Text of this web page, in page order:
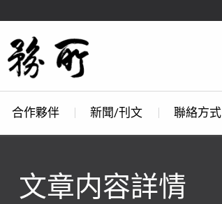
合作夥伴 新聞/刊文 聯絡方式
文章内容詳情